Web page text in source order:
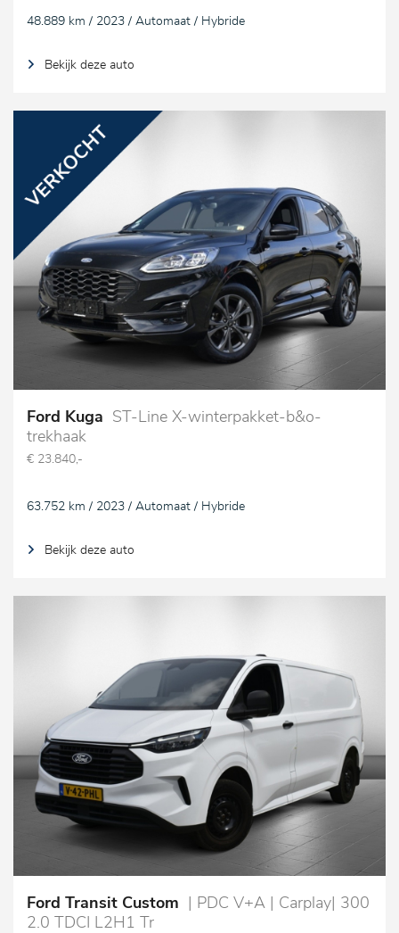
48.889 km / 2023 / Automaat / Hybride
Bekijk deze auto
Ford Kuga
ST-Line X-winterpakket-b&o-
trekhaak
€ 23.840,-
63.752 km / 2023 / Automaat / Hybride
Bekijk deze auto
Ford Transit Custom
| PDC V+A | Carplay| 300
2.0 TDCI L2H1 Tr